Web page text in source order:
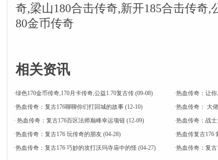
奇,梁山180合击传奇,新开185合击传奇,
80金币传奇
相关资讯
·绿色170金币传奇,170月卡传奇,公益1.70复古传 (09-08) ·热血传奇：让
·热血传奇：复古176聊聊你们打回城的故事 (12-10) ·热血传奇： 大
· 热血传奇：复古176百区法师巅峰幸运项链 (12-09) ·热血传奇：战
·热血传奇：复古176 玩传奇的朋友 (04-28) ·热血传复古176
·热血传奇：复古176 巧妙的攻打沃玛寺庙中的怪 (04-27) ·热血传奇：复